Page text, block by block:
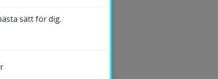
sätt för dig.